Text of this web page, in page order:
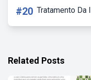
#20 Tratamento Da
Related Posts